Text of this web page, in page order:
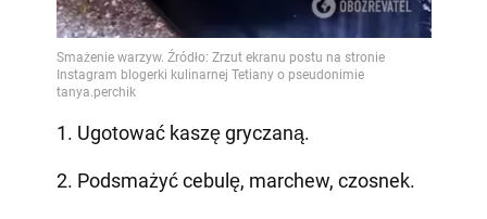
1. Ugotować kaszę gryczaną.
2. Podsmażyć cebulę, marchew, czosnek.